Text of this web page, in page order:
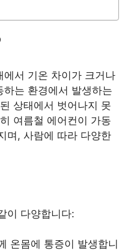
에서 기온 차이가 크거나
는 환경에서 발생하는
상태에서 벗어나지 못
여름철 에어컨이 가동
며, 사람에 따라 다양한
이 다양합니다:
온몸에 통증이 발생합니